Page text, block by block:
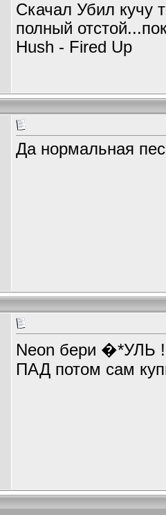
Скачал Убил кучу
полный
Hush - Fired Up
Да нормальная
Neon бери �*УЛЬ !
ПАД потом сам